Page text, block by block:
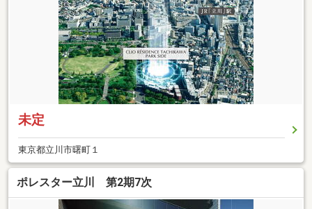
未定
東京都立川市曙町１
ポレスター立川 第2期7次